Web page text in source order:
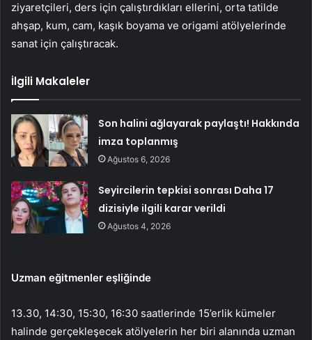
ziyaretçileri, ders için çalıştırdıkları ellerini, orta tatilde
ahşap, kum, cam, kaşık boyama ve origami atölyelerinde
sanat için çalıştıracak.
İlgili Makaleler
Son halini ağlayarak paylaştı! Hakkında
imza toplanmış
Ağustos 6, 2026
Seyircilerin tepkisi sonrası Daha 17
dizisiyle ilgili karar verildi
Ağustos 4, 2026
Uzman eğitmenler eşliğinde
13.30, 14:30, 15:30, 16:30 saatlerinde 15’erlik kümeler
halinde gerçekleşecek atölyelerin her biri alanında uzman